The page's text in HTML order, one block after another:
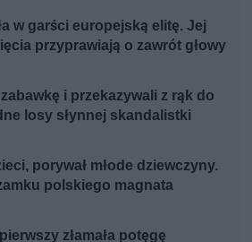
w garści europejską elitę. Jej
przyprawiają o zawrót głowy
i przekazywali z rąk do
losy słynnej skandalistki
porywał młode dziewczyny.
polskiego magnata
złamała potęgę